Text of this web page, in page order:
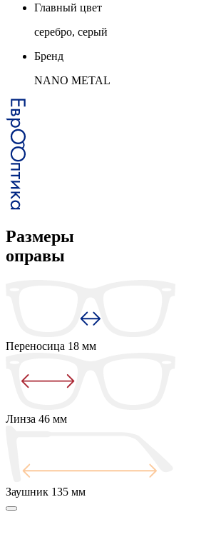
Главный цвет
серебро, серый
Бренд
NANO METAL
Размеры
оправы
Переносица 18 мм
Линза 46 мм
Заушник 135 мм